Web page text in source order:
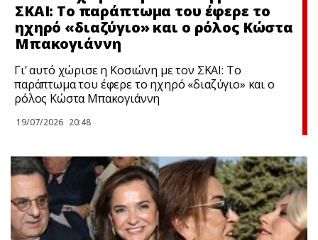
ΣΚΑΙ: To παράπτωμα του έφερε το
ηχηρό «διαζύγιο» και ο ρόλος Κώστα
Μπακογιάννη
Γι’ αυτό χώρισε η Κοσιώνη με τον ΣΚΑΙ: To
παράπτωμα του έφερε το ηχηρό «διαζύγιο» και ο
ρόλος Κώστα Μπακογιάννη
19/07/2026 20:48